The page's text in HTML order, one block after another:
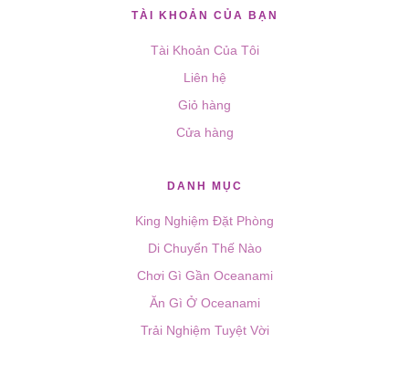
TÀI KHOẢN CỦA BẠN
Tài Khoản Của Tôi
Liên hệ
Giỏ hàng
Cửa hàng
DANH MỤC
King Nghiệm Đặt Phòng
Di Chuyển Thế Nào
Chơi Gì Gần Oceanami
Ăn Gì Ở Oceanami
Trải Nghiệm Tuyệt Vời